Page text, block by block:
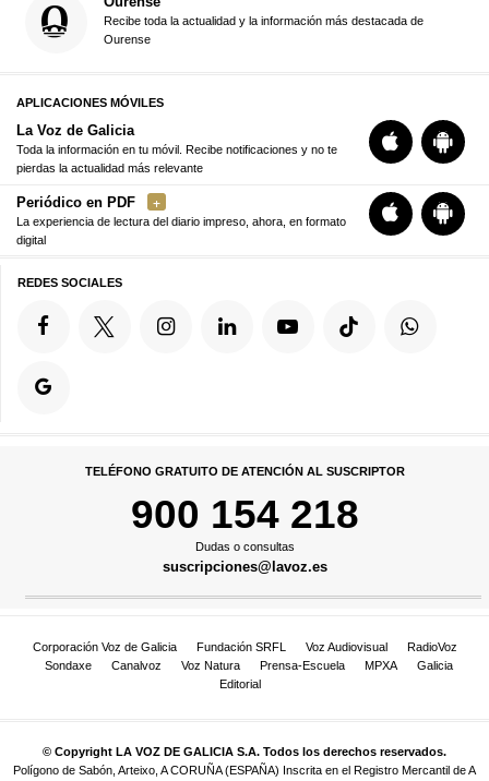
Recibe toda la actualidad y la información más destacada de
Ourense
APLICACIONES MÓVILES
La Voz de Galicia
Toda la información en tu móvil. Recibe notificaciones y no te
pierdas la actualidad más relevante
Periódico en PDF
La experiencia de lectura del diario impreso, ahora, en formato
digital
REDES SOCIALES
TELÉFONO GRATUITO DE ATENCIÓN AL SUSCRIPTOR
900 154 218
Dudas o consultas
suscripciones@lavoz.es
Corporación Voz de Galicia Fundación SRFL Voz Audiovisual
RadioVoz
Sondaxe
Canalvoz Voz Natura Prensa-Escuela MPXA
Galicia
Editorial
© Copyright LA VOZ DE GALICIA S.A. Todos los derechos reservados.
Polígono de Sabón, Arteixo, A CORUÑA (ESPAÑA) Inscrita en el Registro Mercantil de A